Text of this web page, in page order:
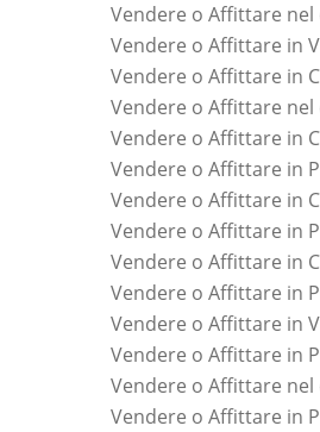
Vendere o Affittare in
Vendere o Affittare in
Vendere o Affittare in
Vendere o Affittare in
Vendere o Affittare in
Vendere o Affittare in